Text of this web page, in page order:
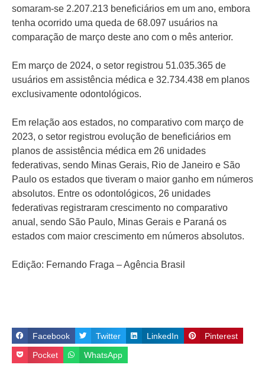
somaram-se 2.207.213 beneficiários em um ano, embora
tenha ocorrido uma queda de 68.097 usuários na
comparação de março deste ano com o mês anterior.
Em março de 2024, o setor registrou 51.035.365 de
usuários em assistência médica e 32.734.438 em planos
exclusivamente odontológicos.
Em relação aos estados, no comparativo com março de
2023, o setor registrou evolução de beneficiários em
planos de assistência médica em 26 unidades
federativas, sendo Minas Gerais, Rio de Janeiro e São
Paulo os estados que tiveram o maior ganho em números
absolutos. Entre os odontológicos, 26 unidades
federativas registraram crescimento no comparativo
anual, sendo São Paulo, Minas Gerais e Paraná os
estados com maior crescimento em números absolutos.
Edição: Fernando Fraga – Agência Brasil
Facebook Twitter LinkedIn Pinterest
Pocket WhatsApp